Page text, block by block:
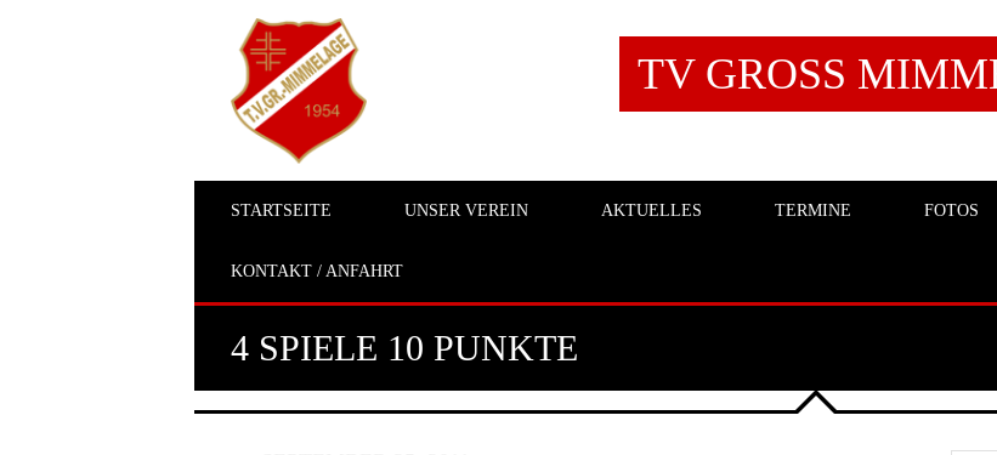
TV GROSS
STARTSEITE UNSER VEREIN AKTUELLES TERMINE FOTOS
KONTAKT / ANFAHRT
4 SPIELE 10 PUNKTE